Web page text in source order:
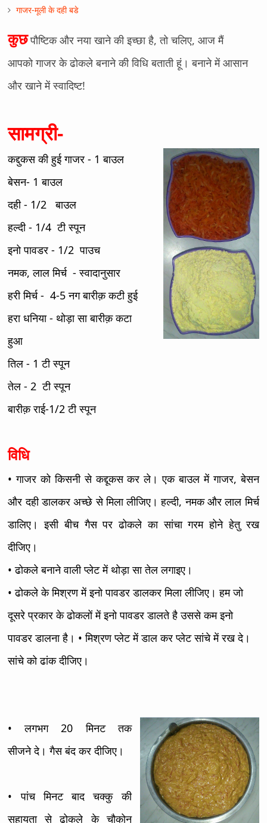
गाजर-मूली के दही बडे
कुछ पौष्टिक और नया खाने की इच्छा है, तो चलिए, आज मैं
आपको गाजर के ढोकले बनाने की विधि बताती हूं। बनाने में आसान
और खाने में स्वादिष्ट!
सामग्री-
कद्दुकस की हुई गाजर - 1 बाउल
बेसन- 1 बाउल
दही - 1/2 बाउल
हल्दी - 1/4 टी स्पून
इनो पावडर - 1/2 पाउच
नमक, लाल मिर्च - स्वादानुसार
हरी मिर्च - 4-5 नग बारीक़ कटी हुई
हरा धनिया - थोड़ा सा बारीक़ कटा
हुआ
तिल - 1 टी स्पून
तेल - 2 टी स्पून
बारीक़ राई-1/2 टी स्पून
विधि
• गाजर को किसनी से कद्दूकस कर ले। एक बाउल में गाजर, बेसन
और दही डालकर अच्छे से मिला लीजिए। हल्दी, नमक और लाल मिर्च
डालिए। इसी बीच गैस पर ढोकले का सांचा गरम होने हेतु रख
दीजिए।
• ढोकले बनाने वाली प्लेट में थोड़ा सा तेल लगाइए।
• ढोकले के मिश्रण में इनो पावडर डालकर मिला लीजिए। हम जो
दूसरे प्रकार के ढोकलों में इनो पावडर डालते है उससे कम इनो
पावडर डालना है। • मिश्रण प्लेट में डाल कर प्लेट सांचे में रख दे।
सांचे को ढांक दीजिए।
• लगभग 20 मिनट तक
सीजने दे। गैस बंद कर दीजिए।
• पांच मिनट बाद चक्कु की
सहायता से ढोकले के चौकोन